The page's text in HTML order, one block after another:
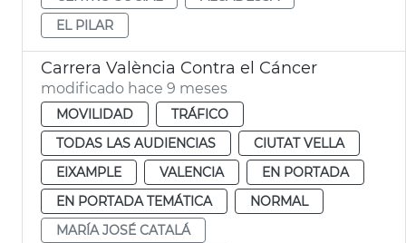
EL PILAR
Carrera València Contra el Cáncer
modificado hace 9 meses
MOVILIDAD
TRÁFICO
TODAS LAS AUDIENCIAS
CIUTAT VELLA
EIXAMPLE
VALENCIA
EN PORTADA
EN PORTADA TEMÁTICA
NORMAL
MARÍA JOSÉ CATALÁ